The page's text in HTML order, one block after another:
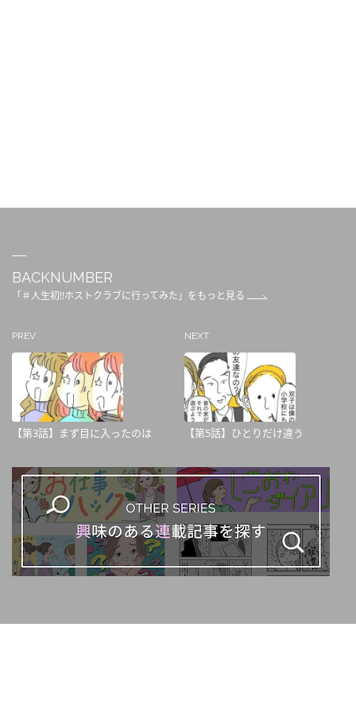
BACKNUMBER
「＃人生初!!ホストクラブに行ってみた」をもっと見る
PREV
【第3話】まず目に入ったのは
NEXT
【第5話】ひとりだけ違う